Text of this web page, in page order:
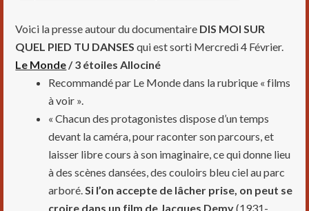
Voici la presse autour du documentaire DIS MOI SUR
QUEL PIED TU DANSES qui est sorti Mercredi 4 Février.
Le Monde / 3 étoiles Allociné
Recommandé par Le Monde dans la rubrique « films
à voir ».
« Chacun des protagonistes dispose d’un temps
devant la caméra, pour raconter son parcours, et
laisser libre cours à son imaginaire, ce qui donne lieu
à des scènes dansées, des couloirs bleu ciel au parc
arboré. Si l’on accepte de lâcher prise, on peut se
croire dans un film de Jacques Demy(1931-